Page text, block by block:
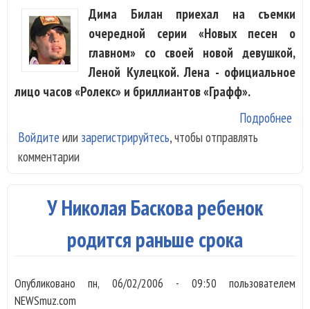
Дима Билан приехал на съемки
очередной серии «Новых песен о
главном» со своей новой девушкой,
Леной Кулецкой. Лена - официальное
лицо часов «Ролекс» и бриллиантов «Графф».
Подробнее
Войдите или зарегистрируйтесь, чтобы отправлять
комментарии
У Николая Баскова ребенок
родится раньше срока
Опубликованопн, 06/02/2006 - 09:50 пользователем
NEWSmuz.com